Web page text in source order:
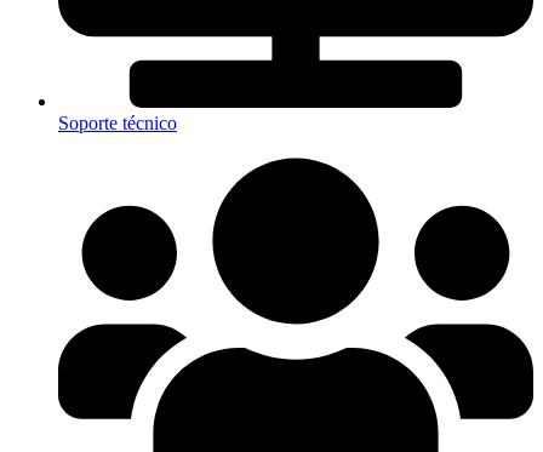
Soporte técnico